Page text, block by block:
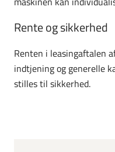
Rente og sikkerhed
Renten i leasingaftalen
indtjening og generelle
stilles til sikkerhed.